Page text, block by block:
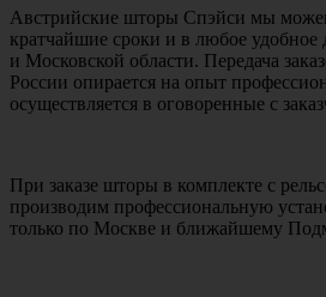
Австрийские шторы Спэйси мы
кратчайшие сроки и в любое удобное
и Московской области. Передача
России опирается на опыт
осуществляется в оговоренные с
При заказе шторы в комплекте с
производим профессиональную
только по Москве и ближайшему